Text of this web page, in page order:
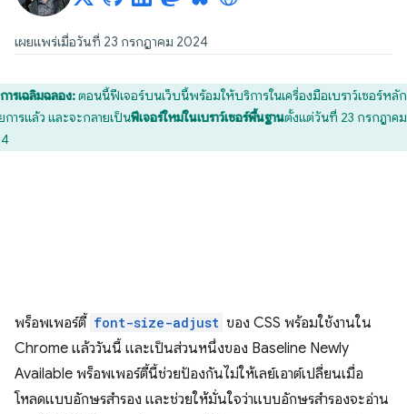
เผยแพร่เมื่อวันที่ 23 กรกฎาคม 2024
การเฉลิมฉลอง:ตอนนี้ฟีเจอร์บนเว็บนี้พร้อมให้บริการในเครื่องมือเบราว์เซอร์หลั
การแล้ว และจะกลายเป็นฟีเจอร์ใหม่ในเบราว์เซอร์พื้นฐานตั้งแต่วันที่ 23 กรกฎาคม
พร็อพเพอร์ตี้ font-size-adjust ของ CSS พร้อมใช้งานใน
Chrome แล้ววันนี้ และเป็นส่วนหนึ่งของ Baseline Newly
Available พร็อพเพอร์ตี้นี้ช่วยป้องกันไม่ให้เลย์เอาต์เปลี่ยนเมื่อ
โหลดแบบอักษรสำรอง และช่วยให้มั่นใจว่าแบบอักษรสำรองจะอ่าน